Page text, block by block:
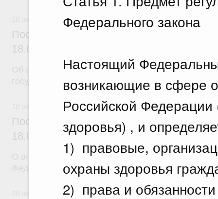
Федерального закона
Настоящий
возникающие в сфере
Российской
здоровья) , и
1) правовые,
охраны здоровья
2) права и
Постановление Правительства
18.07.2026 г. № 904
Об авансировании
государственных контрактов
Постановление Правительства
18.07.2026 г. № 909
О внесении изменения в постановление
Федерации от 17 февраля 2024 г. № 179